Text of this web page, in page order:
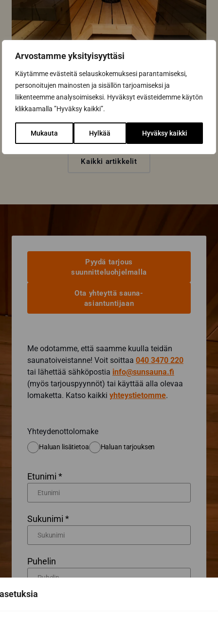
Arvostamme yksityisyyttäsi
Käytämme evästeitä selauskokemuksesi parantamiseksi,
personoitujen mainosten ja sisällön tarjoamiseksi ja
liikenteemme analysoimiseksi. Hyväksyt evästeidemme käytön
klikkaamalla ”Hyväksy kaikki”.
Mukauta Hylkää Hyväksy kaikki
Referenssikohde: vastakkain
sijoitettu LOG-laude Espoossa
Tässä kohteessa asiakas halusi hyödyntää LOG-
mallistosta tuttua kuusilankkua koossa 43 x 190 mm.
LOG-malliston...
Lue lisää
Kaikki artikkelit
Pyydä tarjous
suunnitteluohjelmalla
Ota yhteyttä sauna-
asiantuntijaan
Me odotamme, että saamme kuulla teidän
saunatoiveistanne! Voit soittaa 040 3470 220
tai lähettää sähköpostia info@sunsauna.fi
(myös tarjouspyynnöt) tai käyttää alla olevaa
lomaketta. Katso kaikki yhteystietomme.
Yhteydenottolomake
Haluan lisätietoa Haluan tarjouksen
Etunimi *
Sukunimi *
Puhelin